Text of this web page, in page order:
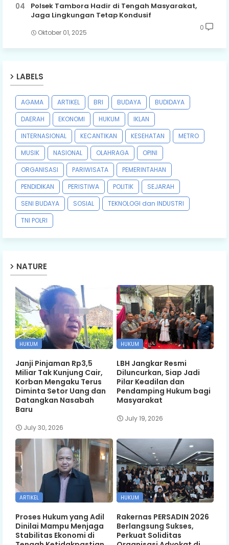
Polsek Tambora Hadir di Tengah Masyarakat,
Jaga Lingkungan Tetap Kondusif
Oktober 01, 2025
0
LABELS
AGAMA ARTIKEL BRI BUDAYA
BUDIDAYA
DAERAH
EKONOMI HUKUM
IKLAN
INTERNASIONAL
KECANTIKAN KESEHATAN
METRO
MUSIK
NASIONAL OLAHRAGA
OPINI
ORGANISASI
PARIWISATA
PEMERINTAHAN
PENDIDIKAN
PERISTIWA POLITIK
SEJARAH
SENI BUDAYA
SOSIAL
TEKNOLOGI dan INDUSTRI
TNI POLRI
NATURE
HUKUM
Janji Pinjaman Rp3,5
Miliar Tak Kunjung Cair,
Korban Mengaku Terus
Diminta Setor Uang dan
Datangkan Nasabah
Baru
July 30, 2026
HUKUM
LBH Jangkar Resmi
Diluncurkan, Siap Jadi
Pilar Keadilan dan
Pendamping Hukum bagi
Masyarakat
July 19, 2026
ARTIKEL
Proses Hukum yang Adil
Dinilai Mampu Menjaga
Stabilitas Ekonomi di
HUKUM
Rakernas PERSADIN 2026
Berlangsung Sukses,
Perkuat Soliditas